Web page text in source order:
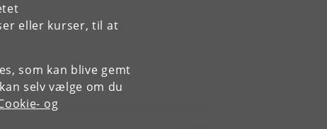
eller kurser, til at
som kan blive gemt
selv vælge om du
og